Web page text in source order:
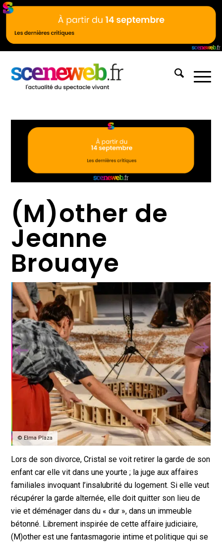
(M)other de
Jeanne
Brouaye
©️ Elma Plaza
Lors de son divorce, Cristal se voit retirer la garde de son
enfant car elle vit dans une yourte ; la juge aux affaires
familiales invoquant l’insalubrité du logement. Si elle veut
récupérer la garde alternée, elle doit quitter son lieu de
vie et déménager dans du « dur », dans un immeuble
bétonné. Librement inspirée de cette affaire judiciaire,
(M)other est une fantasmagorie intime et politique qui se